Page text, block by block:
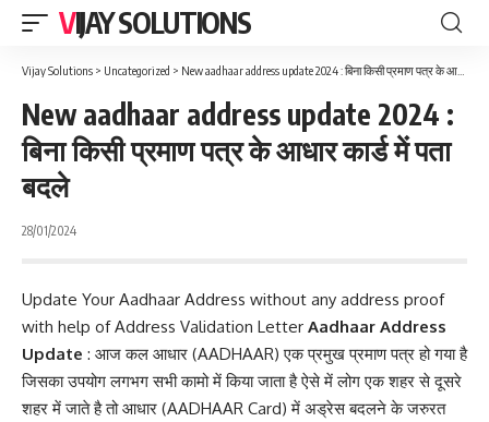
VIJAY SOLUTIONS
Vijay Solutions > Uncategorized > New aadhaar address update 2024 : बिना किसी प्रमाण पत्र के आधार कार्ड में पता बदले
New aadhaar address update 2024 :
बिना किसी प्रमाण पत्र के आधार कार्ड में पता
बदले
28/01/2024
Update Your Aadhaar Address without any address proof
with help of Address Validation Letter Aadhaar Address
Update : आज कल आधार (AADHAAR) एक प्रमुख प्रमाण पत्र हो गया है
जिसका उपयोग लगभग सभी कामो में किया जाता है ऐसे में लोग एक शहर से दूसरे
शहर में जाते है तो आधार (AADHAAR Card) में अड्रेस बदलने के जरुरत